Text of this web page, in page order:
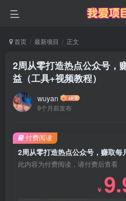
首页 最新项目 正文
2周从零打造热点公众号，
益（工具+视频教程）
wuyan
9个月前发布
此内容为付费阅读，请付费后查看
￥
付费阅读